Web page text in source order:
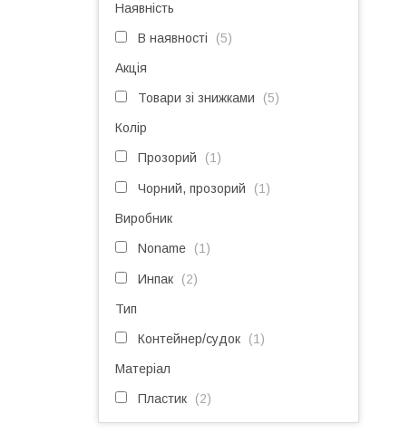
Наявність
В наявності 5
Акція
Товари зі знижками 5
Колір
Прозорий 1
Чорний, прозорий 1
Виробник
Noname 1
Инпак 2
Тип
Контейнер/судок 1
Матеріал
Пластик 2